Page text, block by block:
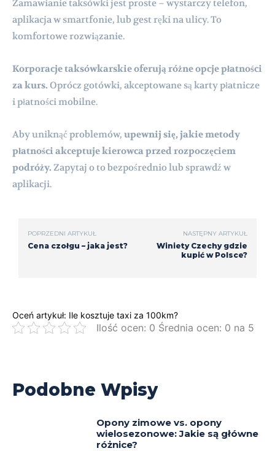
Zamawianie taksówki jest proste – wystarczy telefon,
aplikacja w smartfonie, lub gest ręki na ulicy. To
komfortowe rozwiązanie.
Korporacje taksówkarskie oferują różne opcje płatności
za kurs. Oprócz gotówki, akceptowane są karty płatnicze
i płatności mobilne.
Aby uniknąć problemów, upewnij się, jakie metody
płatności akceptuje kierowca przed rozpoczęciem
podróży. Zapytaj o to bezpośrednio lub sprawdź w
aplikacji.
POPRZEDNI ARTYKUŁ
Cena czołgu – jaka jest?
NASTĘPNY ARTYKUŁ
Winiety Czechy gdzie
kupić w Polsce?
Oceń artykuł: Ile kosztuje taxi za 100km?
Ilość ocen: 0 Średnia ocen: 0 na 5
Podobne Wpisy
Opony zimowe vs. opony
wielosezonowe: Jakie są główne
różnice?